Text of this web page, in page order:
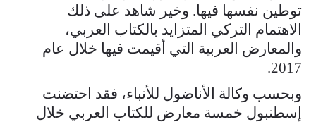
توطين نفسها فيها. وخير شاهد على ذلك
الاهتمام التركي المتزايد بالكتاب العربي،
والمعارض العربية التي أقيمت فيها خلال عام
2017.
وبحسب وكالة الأناضول للأنباء، فقد احتضنت
إسطنبول خمسة معارض للكتاب العربي خلال